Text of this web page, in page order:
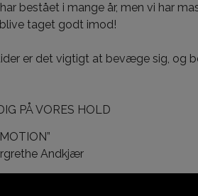
bestået i mange år, men vi har
taget godt imod!
er det vigtigt at bevæge sig, og
PÅ VORES HOLD
Andkjær